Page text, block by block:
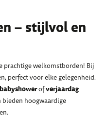
– stijlvol en
prachtige welkomstborden! Bij
perfect voor elke gelegenheid.
babyshowerofverjaardag
hoogwaardige